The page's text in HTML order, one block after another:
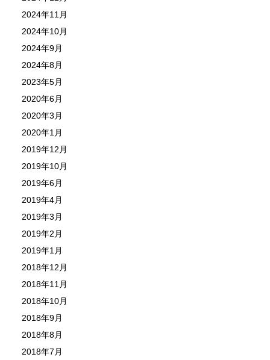
2024年11月
2024年10月
2024年9月
2024年8月
2023年5月
2020年6月
2020年3月
2020年1月
2019年12月
2019年10月
2019年6月
2019年4月
2019年3月
2019年2月
2019年1月
2018年12月
2018年11月
2018年10月
2018年9月
2018年8月
2018年7月